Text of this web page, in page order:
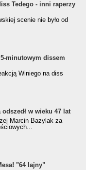
Tedego - inni raperzy
scenie nie było od
minutowym dissem
Winiego na diss
odszedł w wieku 47 lat
Marcin Bazylak za
"64 lajny"